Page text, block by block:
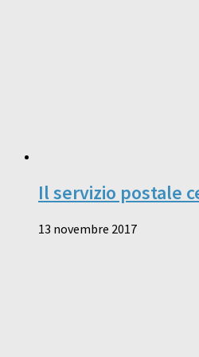
Il servizio postale
13 novembre 2017